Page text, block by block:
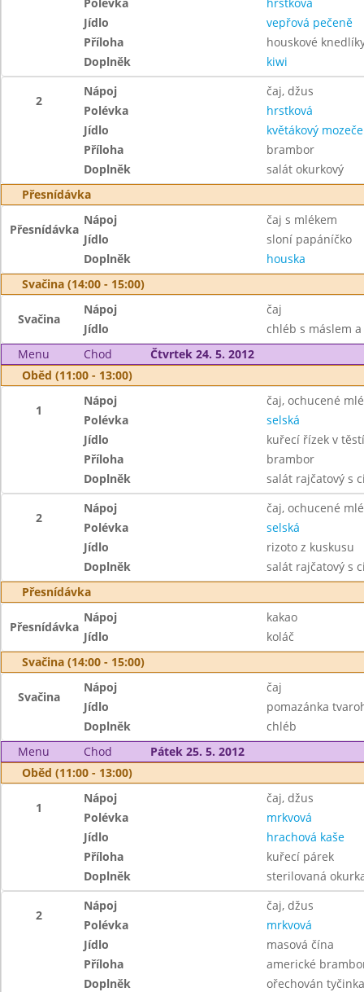
Jídlo
vepřová pečeně
Příloha
houskové
Doplněk
kiwi
2
Nápoj
čaj, džus
Polévka
hrstková
Jídlo
květákový
Příloha
brambor
Doplněk
salát okurkový
Přesnídávka
Přesnídávka
Nápoj
čaj s mlékem
Jídlo
sloní papáníčko
Doplněk
houska
Svačina (14:00 - 15:00)
Svačina
Nápoj
čaj
Jídlo
chléb s máslem
Menu
Chod
Čtvrtek 24. 5. 2012
Oběd (11:00 - 13:00)
1
Nápoj
čaj, ochucené
Polévka
selská
Jídlo
kuřecí řízek v
Příloha
brambor
Doplněk
salát rajčatový s
2
Nápoj
čaj, ochucené
Polévka
selská
Jídlo
rizoto z kuskusu
Doplněk
salát rajčatový s
Přesnídávka
Přesnídávka
Nápoj
kakao
Jídlo
koláč
Svačina (14:00 - 15:00)
Svačina
Nápoj
čaj
Jídlo
pomazánka
Doplněk
chléb
Menu
Chod
Pátek 25. 5. 2012
Oběd (11:00 - 13:00)
1
Nápoj
čaj, džus
Polévka
mrkvová
Jídlo
hrachová kaše
Příloha
kuřecí párek
Doplněk
sterilovaná
2
Nápoj
čaj, džus
Polévka
mrkvová
Jídlo
masová čína
Příloha
americké
Doplněk
ořechován tyčinka